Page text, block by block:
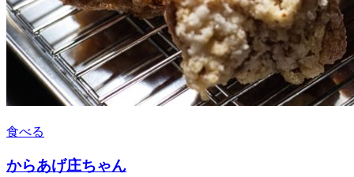
食べる
からあげ庄ちゃん